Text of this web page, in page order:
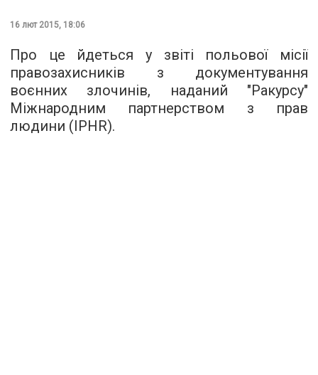
16 лют 2015, 18:06
Про це йдеться у звіті польової місії
правозахисників з документування
воєнних злочинів, наданий "Ракурсу"
Міжнародним партнерством з прав
людини (IPHR).